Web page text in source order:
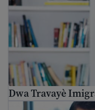
Dwa Travayè
Kreye yon lis